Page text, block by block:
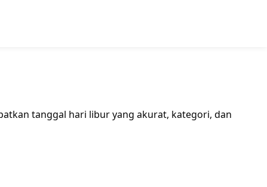
tanggal hari libur yang akurat, kategori, dan